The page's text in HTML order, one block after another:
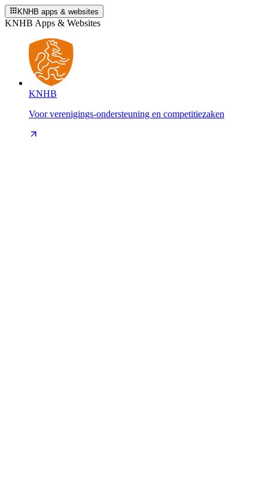
KNHB apps & websites
KNHB Apps & Websites
KNHB
Voor verenigings-ondersteuning en competitiezaken